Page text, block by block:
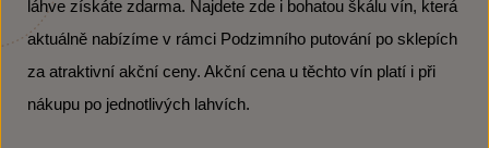
láhve získáte zdarma. Najdete zde i bohatou škálu vín, která
aktuálně nabízíme v rámci Podzimního putování po sklepích
za atraktivní akční ceny. Akční cena u těchto vín platí i při
nákupu po jednotlivých lahvích.